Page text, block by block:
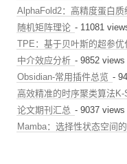
AlphaFold2：高精度蛋白质
随机矩阵理论 - 11081
TPE：基于贝叶斯的超参优
中介效应分析 - 9852 views
Obsidian-常用插件总览 -
高效精准的时序聚类算法K-
论文期刊汇总 - 9037 views
Mamba：选择性状态空间